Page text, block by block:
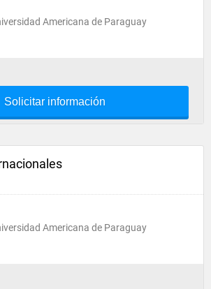
Americana de Paraguay
Solicitar información
Americana de Paraguay